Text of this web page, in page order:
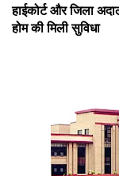
हाईकोर्ट और जिला
होम की मिली सुविधा